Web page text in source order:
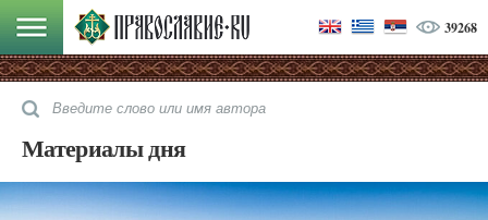
39268
Материалы дня